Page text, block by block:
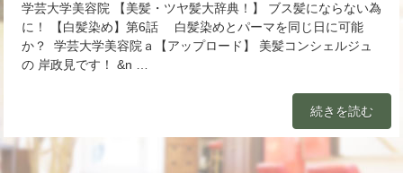
学芸大学美容院 【美髪・ツヤ髪大辞典！】 ブス髪にならない為
に！ 【白髪染め】第6話 白髪染めとパーマを同じ日に可能
か？ 学芸大学美容院ａ【アップロード】 美髪コンシェルジュ
の 岸政見です！ &n …
続きを読む